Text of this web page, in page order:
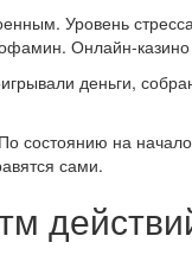
Уровень
Онлайн-
деньги,
состоянию на
сами.